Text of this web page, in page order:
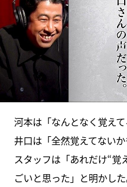
河本は「なんとなく覚えて
井口は「全然覚えてない
スタッフは「あれだけ“覚
ごいと思った」と明かした